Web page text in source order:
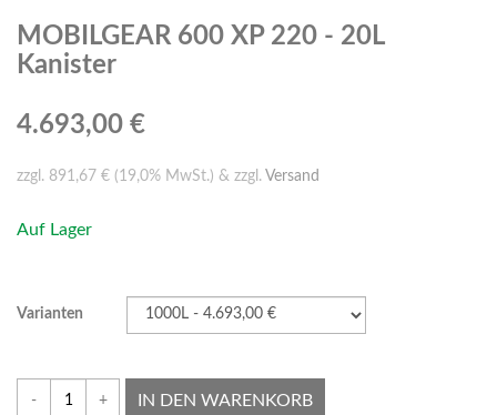
MOBILGEAR 600 XP 220 - 20L
Kanister
4.693,00 €
zzgl. 891,67 € (19,0% MwSt.) & zzgl. Versand
Auf Lager
Varianten
- + IN DEN WARENKORB